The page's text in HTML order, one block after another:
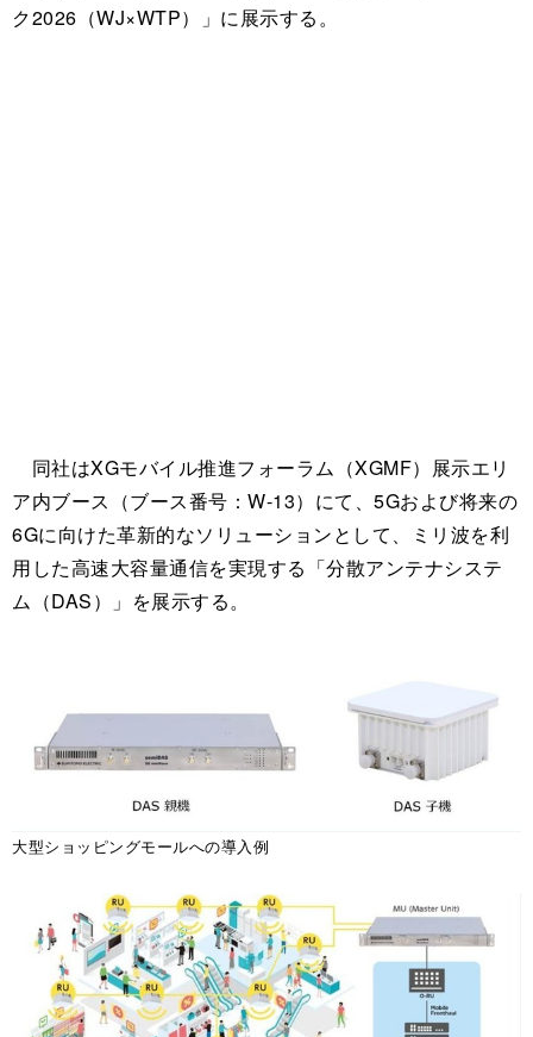
ク2026（WJ×WTP）」に展示する。
同社はXGモバイル推進フォーラム（XGMF）展示エリ
ア内ブース（ブース番号：W-13）にて、5Gおよび将来の
6Gに向けた革新的なソリューションとして、ミリ波を利
用した高速大容量通信を実現する「分散アンテナシステ
ム（DAS）」を展示する。
大型ショッピングモールへの導入例